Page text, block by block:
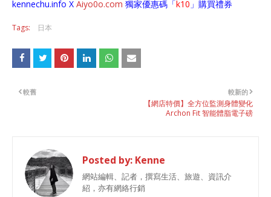
kennechu.info X Aiyo0o.com 獨家優惠碼「k10 」購買禮券
Tags: 日本
較新的
【網店特價】全方位監測身體變化
Archon Fit 智能體脂電子磅
較舊
Posted by: Kenne
網站編輯、記者，撰寫生活、旅遊、資訊介
紹，亦有網絡行銷